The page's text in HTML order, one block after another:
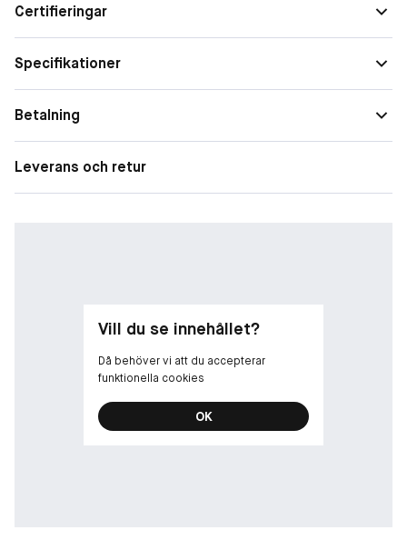
syntetiskt innehåll och är ekologiskt certifierade av NATRUE.
Weledas produkter Innehåller råvaror som producerats av
tillverkare och odlare med rättvisa levnads- och arbetsvillkor.
Certifieringar
Specifikationer
Betalning
Leverans och retur
Vill du se innehållet?
Då behöver vi att du accepterar
funktionella cookies
OK